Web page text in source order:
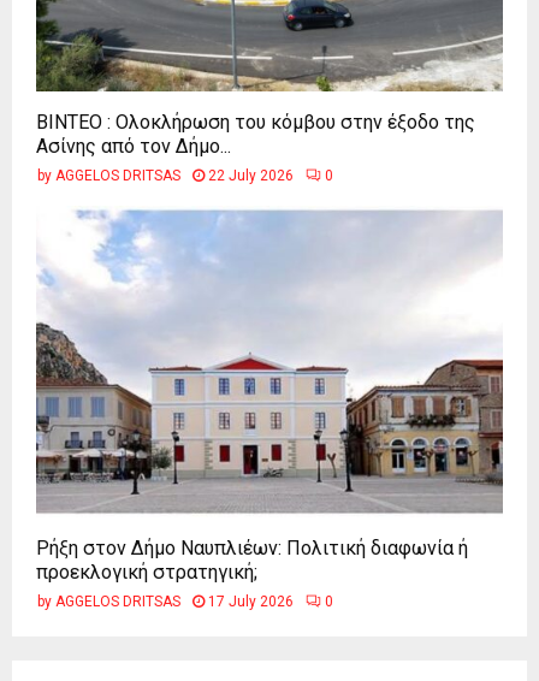
ΒΙΝΤΕΟ : Ολοκλήρωση του κόμβου στην έξοδο της
Ασίνης από τον Δήμο...
by AGGELOS DRITSAS 22 July 2026 0
Ρήξη στον Δήμο Ναυπλιέων: Πολιτική διαφωνία ή
προεκλογική στρατηγική;
by AGGELOS DRITSAS 17 July 2026 0